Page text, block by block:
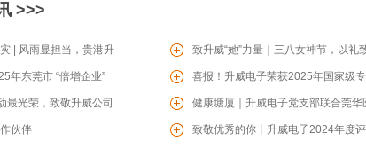
>>>
| 风雨显担当，贵港升
汛一线
致升威“她”力量｜三八女神节，以礼
暖，共赴芳华
年东莞市 “倍增企业” 喜报！升威电子荣获2025年国家级
新“小巨人”企业
最光荣，致敬升威公司
者！
健康塘厦｜升威电子党支部联合莞华
党支部开展“两企三新”党建联学共建
伙伴 致敬优秀的你丨升威电子2024年度